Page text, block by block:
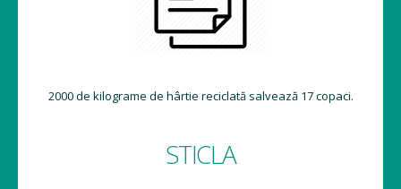
2000 de kilograme de hârtie reciclată salvează 17 copaci.
STICLA